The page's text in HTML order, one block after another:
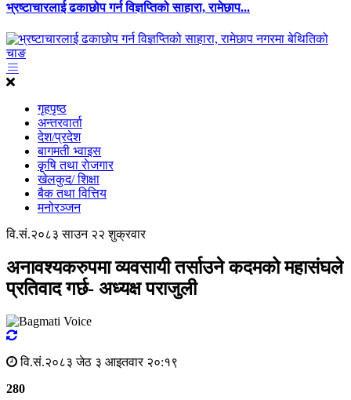
भ्रष्टाचारलाई ढकाछोप गर्न विज्ञप्तिको साहारा, रामेछाप...
गृहपृष्ठ
अन्तरवार्ता
देश/प्रदेश
बागमती भ्वाइस
कृृषि तथा राेजगार
खेलकुद/ शिक्षा
बैक तथा वित्तिय
मनोरञ्जन
वि.सं.२०८३ साउन २२ शुक्रवार
अनावश्यकरुपमा व्यवसायी तर्साउने कदमको महासंघले
प्रतिवाद गर्छ- अध्यक्ष पराजुली
वि.सं.२०८३ जेठ ३ आइतवार २०:१९
280